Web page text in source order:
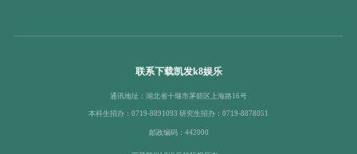
联系下载凯发k8娱乐
通讯地址：湖北省十堰市茅箭区上海路16号
本科生招办：0719-8891093 研究生招办：0719-8878051
邮政编码：442000